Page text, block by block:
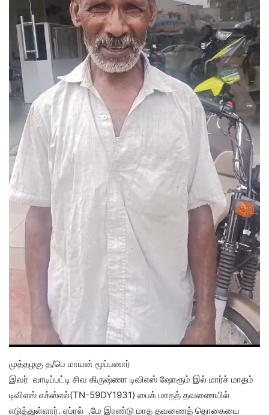
முத்தழகு த/பெ மாயன் மூப்பனார்
இவர் வாடிப்பட்டி சிவ கிருஷ்ணா டிவிஎஸ் ஷோரூம் இல் மார்ச் மாதம்
டிவிஎஸ் எக்ஸ்எல்(TN-59DY1931) பைக் மாதத் தவணையில்
எடுத்துள்ளார். ஏப்ரல் ,மே இரண்டு மாத தவணைத் தொகையை